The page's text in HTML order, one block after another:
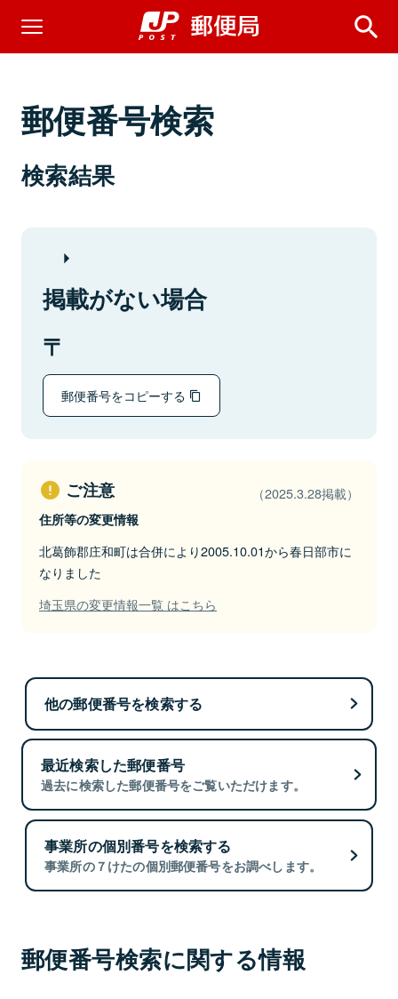
郵便番号検索
検索結果
掲載がない場合
郵便番号をコピーする
ご注意 （2025.3.28掲載）
住所等の変更情報
北葛飾郡庄和町は合併により2005.10.01から春日部市に
なりました
埼玉県の変更情報一覧 はこちら
他の郵便番号を検索する
最近検索した郵便番号
過去に検索した郵便番号をご覧いただけます。
事業所の個別番号を検索する
事業所の７けたの個別郵便番号をお調べします。
郵便番号検索に関する情報